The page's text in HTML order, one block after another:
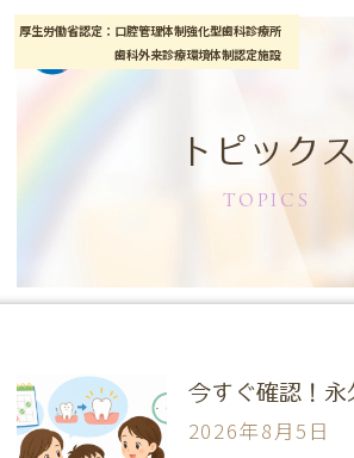
厚生労働省認定：口腔管理体制強化型歯科診療所
歯科外来診療環境体制認定施設
トピックス
TOPICS
2026年8月5日